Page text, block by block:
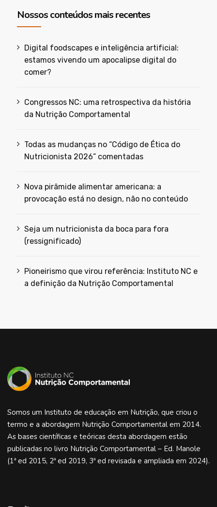
Nossos conteúdos mais recentes
Digital foodscapes e inteligência artificial:
estamos vivendo um apocalipse digital do
comer?
Congressos NC: uma retrospectiva da história
da Nutrição Comportamental
Todas as mudanças no “Código de Ética do
Nutricionista 2026” comentadas
Nova pirâmide alimentar americana: a
provocação está no design, não no conteúdo
Seja um nutricionista da boca para fora
(ressignificado)
Pioneirismo que virou referência: Instituto NC e
a definição da Nutrição Comportamental
Somos um Instituto de educação em Nutrição, que criou o
termo e a abordagem Nutrição Comportamental em 2014.
As bases científicas e teóricas desta abordagem estão
publicadas no livro Nutrição Comportamental – Ed. Manole
(1ª ed 2015, 2ª ed 2019, 3ª ed revisada e ampliada em 2024).